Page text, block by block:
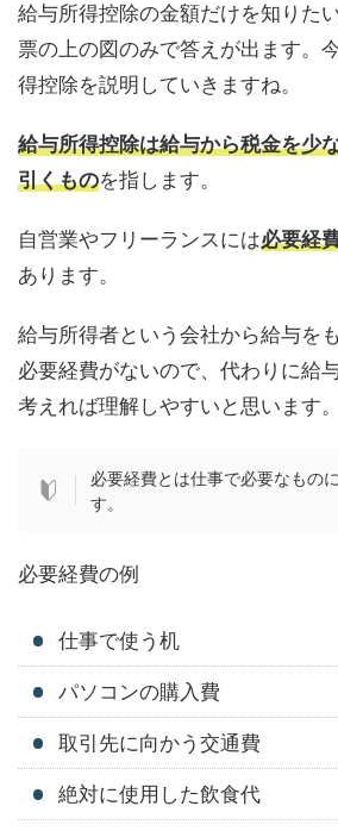
給与所得控除の金額だけを知りた
票の上の図のみで答えが出ます。
得控除を説明していきますね。
給与所得控除は給与から税金を少
引くものを指します。
自営業やフリーランスには必要経
あります。
給与所得者という会社から給与を
必要経費がないので、代わりに給
考えれば理解しやすいと思います。
必要経費とは仕事で必要なもの
す。
必要経費の例
仕事で使う机
パソコンの購入費
取引先に向かう交通費
絶対に使用した飲食代